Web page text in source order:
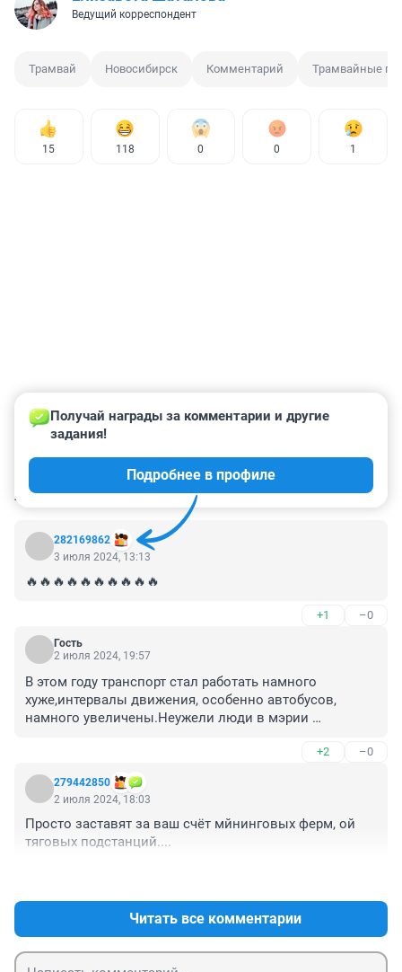
Ведущий корреспондент
Трамвай Новосибирск Комментарий Трамвайные
15 118 0 0 1
КОММЕНТАРИИ 40
282169862
Получай награды за комментарии и другие
задания!
Подробнее в профиле
3 июля 2024, 13:13
🔥🔥🔥🔥🔥🔥🔥🔥🔥🔥
+1 –0
Гость
2 июля 2024, 19:57
В этом году транспорт стал работать намного
хуже,интервалы движения, особенно автобусов,
намного увеличены.Неужели люди в мэрии
интервал движения подходит не для города с 1,5
миллионым населением,а для городов с населением
меньше 100 тысяч.Сколько десятилетий можно
рассказывать населению сказки о трамваях,а что не
даёт возможности сделать нормальную работу
автобусов и троллейбусов?
+2 –0
279442850
2 июля 2024, 18:03
Просто заставят за ваш счёт мйнинговых ферм, ой
тяговых подстанций....
Читать все комментарии